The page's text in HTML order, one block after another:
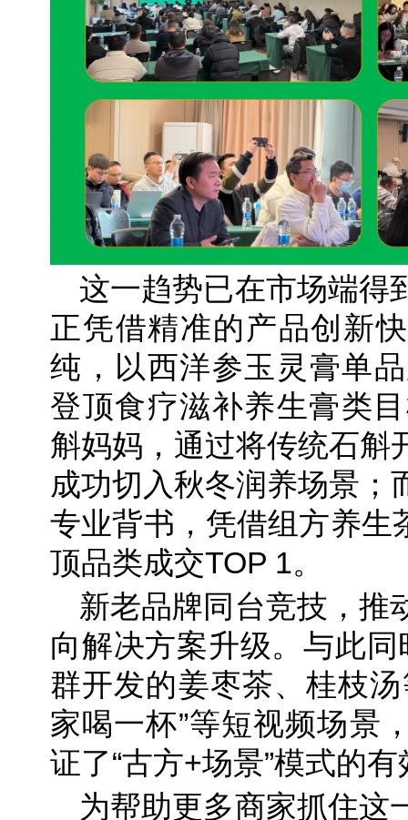
这一趋势已在市场端得
正凭借精准的产品创新
纯，以西洋参玉灵膏单
登顶食疗滋补养生膏类
斛妈妈，通过将传统石斛
成功切入秋冬润养场景；
专业背书，凭借组方养生
顶品类成交TOP 1。
新老品牌同台竞技，推
向解决方案升级。与此
群开发的姜枣茶、桂枝
家喝一杯”等短视频场景
证了“古方+场景”模式的
为帮助更多商家抓住这